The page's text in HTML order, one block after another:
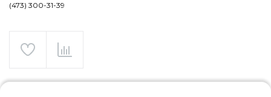
(473) 300-31-39